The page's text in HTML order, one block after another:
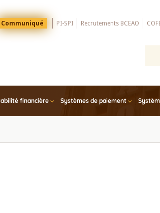
Menu
Communiqué PI-SPI Recrutements BCEAO
financière Systèmes de paiement